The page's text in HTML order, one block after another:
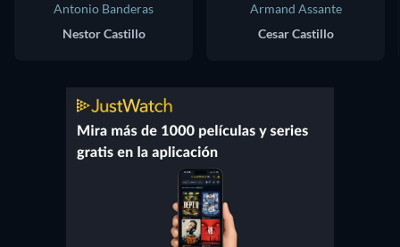
Antonio Banderas
Nestor Castillo
Armand Assante
Cesar Castillo